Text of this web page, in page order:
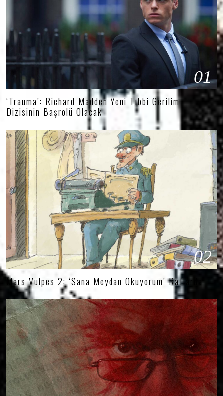
01
‘Trauma’: Richard Madden Yeni Tıbbi Gerilim
Dizisinin Başrolü Olacak
02
Mars Vulpes 2: ‘Sana Meydan Okuyorum’ Raflarda